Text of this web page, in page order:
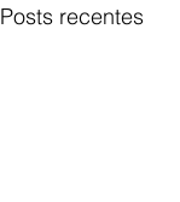
Posts recentes